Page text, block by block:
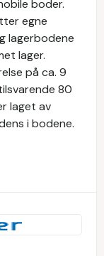
boder.
egne
lagerbodene
lager.
på ca. 9
80
laget av
i bodene.